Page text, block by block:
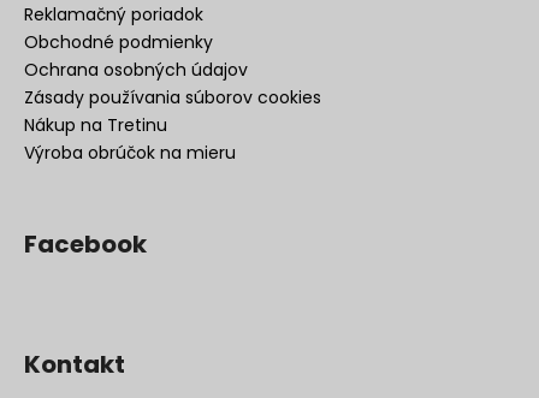
Reklamačný poriadok
Obchodné podmienky
Ochrana osobných údajov
Zásady používania súborov cookies
Nákup na Tretinu
Výroba obrúčok na mieru
Facebook
Kontakt